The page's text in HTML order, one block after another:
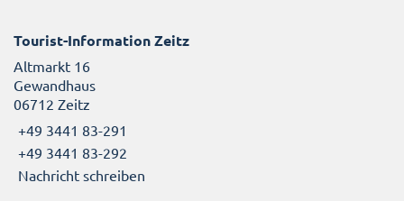
Tourist-Information Zeitz
Altmarkt 16
Gewandhaus
06712 Zeitz
+49 3441 83-291
+49 3441 83-292
Nachricht schreiben